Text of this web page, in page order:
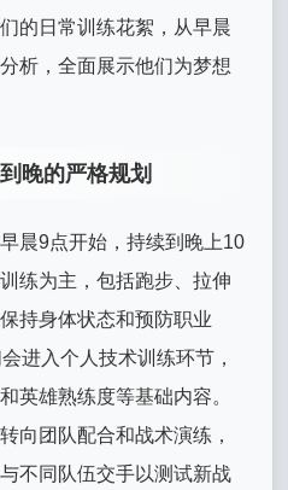
的日常训练花絮，从早晨
析，全面展示他们为梦想
晚的严格规划
晨9点开始，持续到晚上10
练为主，包括跑步、拉伸
持身体状态和预防职业
进入个人技术训练环节，
英雄熟练度等基础内容。
向团队配合和战术演练，
不同队伍交手以测试新战